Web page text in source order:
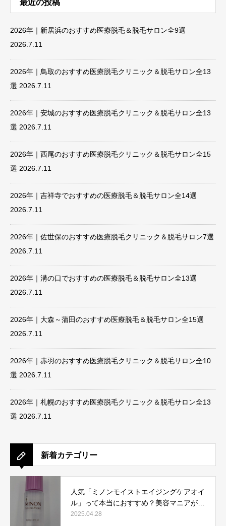
最近の投稿
2026年｜新居浜のおすすめ医療脱毛＆脱毛サロン全9選
2026.7.11
2026年｜鳥取のおすすめ医療脱毛クリニック＆脱毛サロン全13
選 2026.7.11
2026年｜安城のおすすめ医療脱毛クリニック＆脱毛サロン全13
選 2026.7.11
2026年｜西尾のおすすめ医療脱毛クリニック＆脱毛サロン全15
選 2026.7.11
2026年｜吉祥寺でおすすめの医療脱毛＆脱毛サロン全14選
2026.7.11
2026年｜佐世保のおすすめ医療脱毛クリニック＆脱毛サロン7選
2026.7.11
2026年｜溝の口でおすすめの医療脱毛＆脱毛サロン全13選
2026.7.11
2026年｜大森～蒲田のおすすめ医療脱毛＆脱毛サロン全15選
2026.7.11
2026年｜赤羽のおすすめ医療脱毛クリニック＆脱毛サロン全10
選 2026.7.11
2026年｜札幌のおすすめ医療脱毛クリニック＆脱毛サロン全13
選 2026.7.11
新着カテゴリー
人気「ミノンモイストエイジングケアオイ
ル」って本当におすすめ？美容マニアが実
際使用して口コミを検証！
2025.04.28